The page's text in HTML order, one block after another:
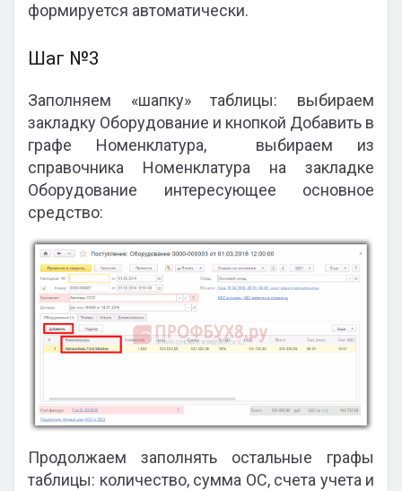
формируется автоматически.
Шаг №3
Заполняем «шапку» таблицы: выбираем
закладку Оборудование и кнопкой Добавить в
графе Номенклатура, выбираем из
справочника Номенклатура на закладке
Оборудование интересующее основное
средство:
Продолжаем заполнять остальные графы
таблицы: количество, сумма ОС, счета учета и